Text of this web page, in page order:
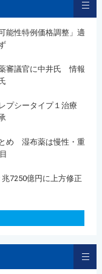
能性特例価格調整」適
審議官に中井氏 情報
プシータイプ１治療
め 湿布薬は慢性・重
7250億円に上方修正